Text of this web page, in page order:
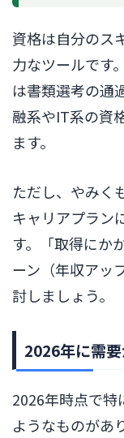
資格は自分のス
力なツールです
は書類選考の通
融系やIT系の資
ます。
ただし、やみく
キャリアプラン
す。「取得にか
ーン（年収アッ
討しましょう。
2026年に需
2026年時点で特
ようなものがあ